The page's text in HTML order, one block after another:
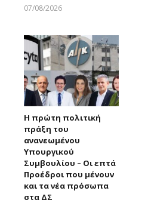
07/08/2026
Η πρώτη πολιτική
πράξη του
ανανεωμένου
Υπουργικού
Συμβουλίου – Οι επτά
Προέδροι που μένουν
και τα νέα πρόσωπα
στα ΔΣ